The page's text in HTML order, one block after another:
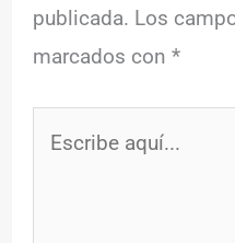
publicada. Los
marcados con*